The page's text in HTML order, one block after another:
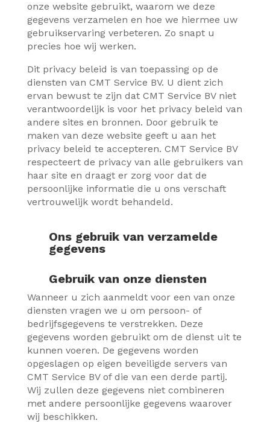
onze website gebruikt, waarom we deze
gegevens verzamelen en hoe we hiermee uw
gebruikservaring verbeteren. Zo snapt u
precies hoe wij werken.
Dit privacy beleid is van toepassing op de
diensten van CMT Service BV. U dient zich
ervan bewust te zijn dat CMT Service BV niet
verantwoordelijk is voor het privacy beleid van
andere sites en bronnen. Door gebruik te
maken van deze website geeft u aan het
privacy beleid te accepteren. CMT Service BV
respecteert de privacy van alle gebruikers van
haar site en draagt er zorg voor dat de
persoonlijke informatie die u ons verschaft
vertrouwelijk wordt behandeld.
Ons gebruik van verzamelde
gegevens
Gebruik van onze diensten
Wanneer u zich aanmeldt voor een van onze
diensten vragen we u om persoon- of
bedrijfsgegevens te verstrekken. Deze
gegevens worden gebruikt om de dienst uit te
kunnen voeren. De gegevens worden
opgeslagen op eigen beveiligde servers van
CMT Service BV of die van een derde partij.
Wij zullen deze gegevens niet combineren
met andere persoonlijke gegevens waarover
wij beschikken.